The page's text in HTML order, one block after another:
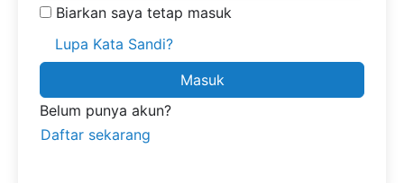
Biarkan saya tetap masuk
Lupa Kata Sandi?
Masuk
Belum punya akun?
Daftar sekarang